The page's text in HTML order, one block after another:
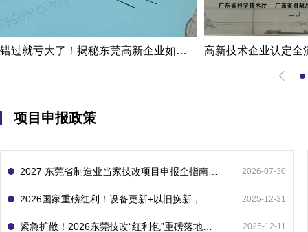
错过就亏大了！揭秘东莞高新企业如何轻松拿下省级技术改造项目300万补贴
项目申报政策
2026-07-30
2025-12-31
2025-12-11